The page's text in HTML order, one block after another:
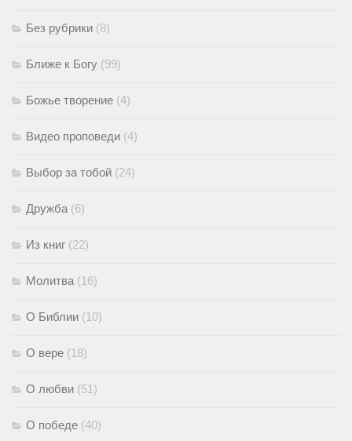
Без рубрики (8)
Ближе к Богу (99)
Божье творение (4)
Видео проповеди (4)
Выбор за тобой (24)
Дружба (6)
Из книг (22)
Молитва (16)
О Библии (10)
О вере (18)
О любви (51)
О победе (40)